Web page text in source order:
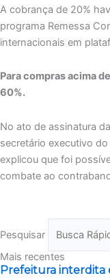
A cobrança de 20%
programa Remessa
internacionais em
Para compras acima
60%.
No ato de assinatura
secretário executivo
explicou que foi
combate ao
Pesquisar
Mais recentes
Prefeitura interdita